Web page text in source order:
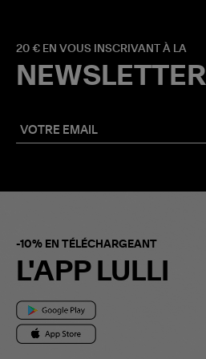
20 € EN VOUS INSCRIVANT À LA
NEWSLETTER
-10% EN TÉLÉCHARGEANT
L'APP LULLI